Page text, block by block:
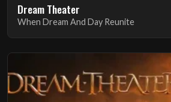
Dream Theater
When Dream And Day Reunite